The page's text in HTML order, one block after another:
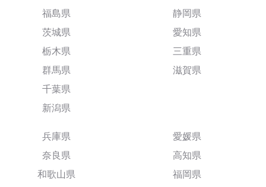
福島県
茨城県
栃木県
群馬県
千葉県
新潟県
静岡県
愛知県
三重県
滋賀県
兵庫県
奈良県
和歌山県
愛媛県
高知県
福岡県